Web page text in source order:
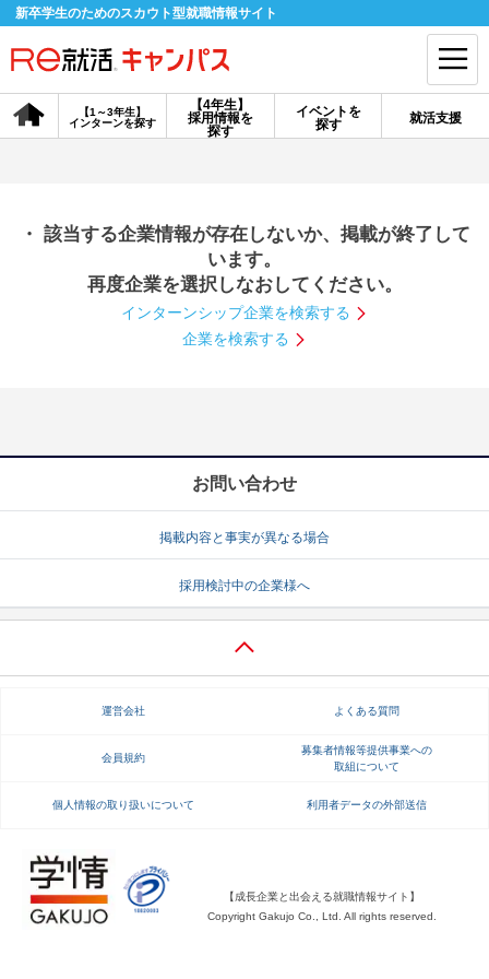
新卒学生のためのスカウト型就職情報サイト
【4年生】
採用情報を
探す
【1～3年生】
インターンを探す
イベントを
探す
就活支援
会員登録 ログイン
探す
【4年生】
説明会を探す
インターンを探す
就活ノウハウ・サポート
就活支援
就活ノウハウが満載！ お役立ち記事・相談室など
適職診断 就活チャンネル
・ 該当する企業情報が存在しないか、掲載が終了して
います。
再度企業を選択しなおしてください。
インターンシップ企業を検索する
企業を検索する
お問い合わせ
掲載内容と事実が異なる場合
採用検討中の企業様へ
運営会社 よくある質問
会員規約
募集者情報等提供事業への
取組について
個人情報の取り扱いについて 利用者データの外部送信
【成長企業と出会える就職情報サイト】
Copyright Gakujo Co., Ltd. All rights reserved.